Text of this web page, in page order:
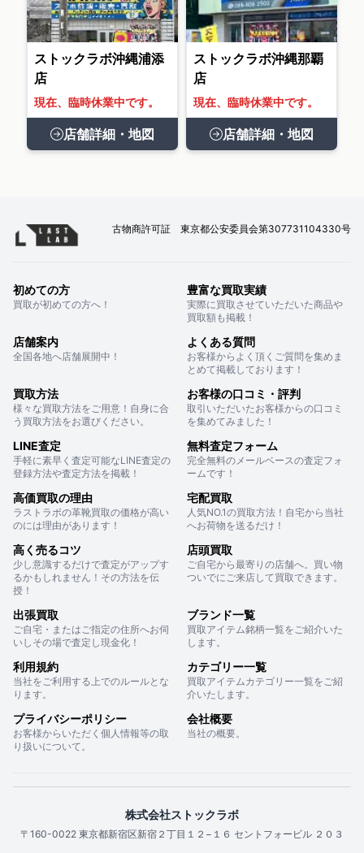
ストックラボ沖縄浦添
店
現在、臨時休業中です。
店舗詳細・地図
ストックラボ沖縄那覇
店
現在、臨時休業中です。
店舗詳細・地図
古物商許可証 東京都公安委員会第307731104330号
初めての方
買取が初めての方へ！
豊富な買取実績
実際に買取させていただいた商品や
買取額も掲載！
店舗案内
全国各地へ店舗展開中！
よくある質問
お客様からよく頂くご質問を集めま
とめて掲載しております！
買取方法
様々な買取方法をご用意！自身に合
う買取方法をお選びください。
お客様の口コミ・評判
取引いただいたお客様からの口コミ
を集めてみました！
LINE査定
手軽に素早く査定可能なLINE査定の
登録方法や査定方法を掲載！
無料査定フォーム
完全無料のメールベースの査定フォ
ームです！
高価買取の理由
ラストラボの革靴買取の価格が高い
のには理由があります！
宅配買取
人気NO.1の買取方法！自宅から当社
へお荷物を送るだけ！
高く売るコツ
少し意識するだけで査定がアップす
るかもしれません！その方法を伝
授！
店頭買取
ご自宅から最寄りの店舗へ。買い物
ついでにご来店して買取できます。
出張買取
ご自宅・またはご指定の住所へお伺
いしその場で査定し現金化！
ブランド一覧
買取アイテム銘柄一覧をご紹介いた
します。
利用規約
当社をご利用する上でのルールとな
ります。
カテゴリー一覧
買取アイテムカテゴリー一覧をご紹
介いたします。
プライバシーポリシー
お客様からいただく個人情報等の取
り扱いについて。
会社概要
当社の概要。
株式会社ストックラボ
〒160-0022 東京都新宿区新宿２丁目１２−１６ セントフォービル ２０３